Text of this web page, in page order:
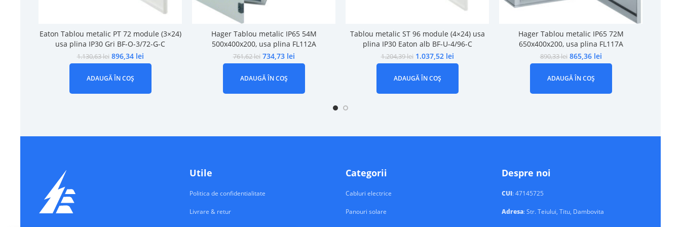
Eaton Tablou metalic PT 72 module (3×24)
usa plina IP30 Gri BF-O-3/72-G-C
1.130,63lei 896,34 lei
ADAUGĂ ÎN COȘ
Hager Tablou metalic IP65 54M
500x400x200, usa plina FL112A
761,62lei 734,73 lei
ADAUGĂ ÎN COȘ
Tablou metalic ST 96 module (4×24) usa
plina IP30 Eaton alb BF-U-4/96-C
1.204,39lei 1.037,52 lei
ADAUGĂ ÎN COȘ
Hager Tablou metalic IP65 72M
650x400x200, usa plina FL117A
890,33lei 865,36 lei
ADAUGĂ ÎN COȘ
Utile
Politica de confidentialitate
Livrare & retur
Categorii
Cabluri electrice
Panouri solare
Despre noi
CUI: 47145725
Adresa: Str. Teiului, Titu, Dambovita